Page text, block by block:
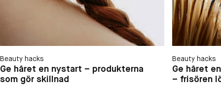
Beauty hacks
Ge håret en nystart – produkterna
som gör skillnad
Beauty hacks
Ge håret
– frisören